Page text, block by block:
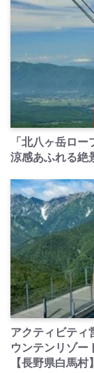
「北八ヶ岳ロ
涼感あふれる絶
アクティビティ
ウンテンリゾー
【長野県白馬村】